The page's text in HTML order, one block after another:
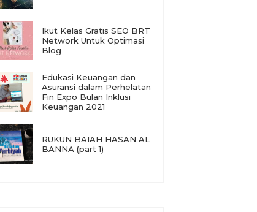
Ikut Kelas Gratis SEO BRT
Network Untuk Optimasi
Blog
Edukasi Keuangan dan
Asuransi dalam Perhelatan
Fin Expo Bulan Inklusi
Keuangan 2021
RUKUN BAIAH HASAN AL
BANNA (part 1)